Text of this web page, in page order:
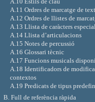
A.11 Ordres de marcatge de text
A.12 Ordres de llistes de
A.13 Llista de caràcters
A.14 Llista d’articulacions
A.15 Notes de percussió
A.16 Glossari tècnic
A.17 Funcions musicals
A.18 Identificadors de
contextos
A.19 Predicats de tipus
B. Full de referència ràpida